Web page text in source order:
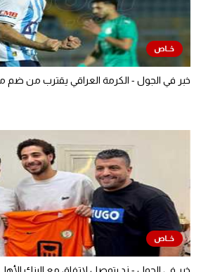
خبر في الجول - الكرمة العراقي يقترب من ضم